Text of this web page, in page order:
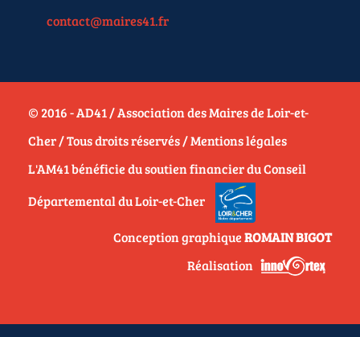
contact@maires41.fr
© 2016 - AD41 / Association des Maires de Loir-et-
Cher / Tous droits réservés /Mentions légales
L'AM41 bénéficie du soutien financier du Conseil
Départemental du Loir-et-Cher
Conception graphiqueROMAIN BIGOT
Réalisation